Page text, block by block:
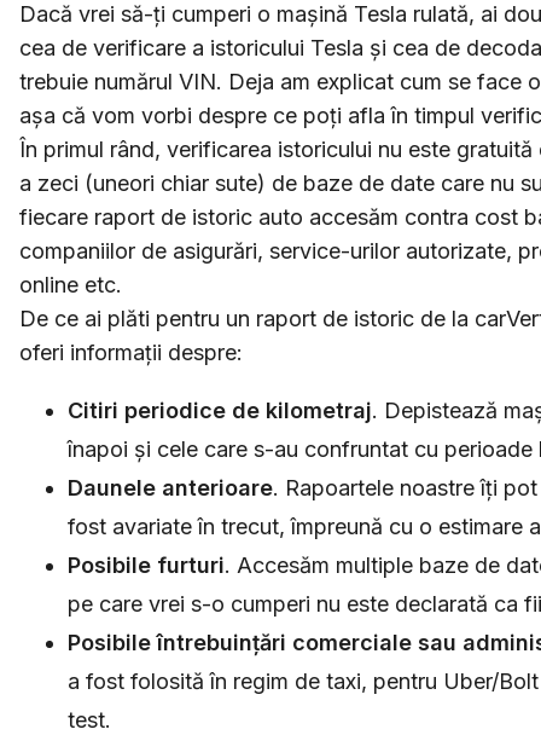
Dacă vrei să-ți cumperi o mașină Tesla rulată, ai
cea de verificare a istoricului Tesla și cea de
trebuie numărul VIN. Deja am explicat cum se face
așa că vom vorbi despre ce poți afla în timpul
În primul rând, verificarea istoricului nu este
a zeci (uneori chiar sute) de baze de date care nu
fiecare raport de istoric auto accesăm contra cost
companiilor de asigurări, service-urilor autorizate,
online etc.
De ce ai plăti pentru un raport de istoric de la
oferi informații despre:
Citiri periodice de kilometraj. Depistează
înapoi și cele care s-au confruntat cu
Daunele anterioare. Rapoartele noastre îți
fost avariate în trecut, împreună cu o estimare
Posibile furturi. Accesăm multiple baze de
pe care vrei s-o cumperi nu este declarată ca
Posibile întrebuințări comerciale sau
a fost folosită în regim de taxi, pentru Uber/
test.